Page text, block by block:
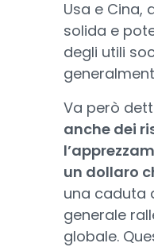
Usa e Cina,
solida e
degli utili
Va però
anche dei
un dollaro
una caduta
generale
globale.